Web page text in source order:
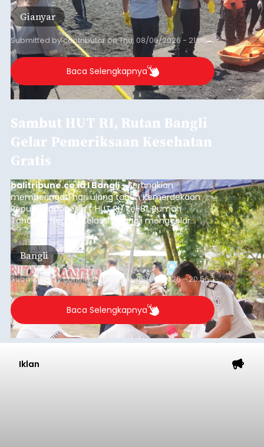
Gianyar
Submitted bycontributoronThu, 08/06/2026 - 21:06
Baca Selengkapnya
Sambut HUT RI, Rutan Bangli
Gelar Pemeriksaan Kesehatan
Gratis
balitribune.co.id I Bangli -Serangkian
memperingati hari ulang tahun Kemerdekaan
Republik Indonesia ( HUT RI) ke-81, Rumah
Tahanan Negara Kelas II B Bangli menggelar
kegiatan pemeriksaan kesehatan gratis, Rabu
(6/8/2026).
Bangli
Submitted bycontributor Thu, 08/06/2026 - 20:56
Baca Selengkapnya
Iklan